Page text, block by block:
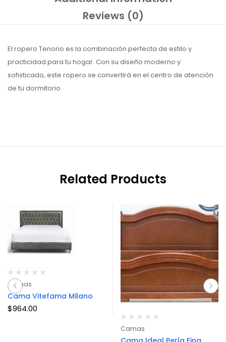
Reviews (0)
El ropero Tenorio es la combinación perfecta de estilo y
practicidad para tu hogar. Con su diseño moderno y
sofisticado, este ropero se convertirá en el centro de atención
de tu dormitorio.
Related Products
Camas
Cama Vitefama Milano
$964.00
Camas